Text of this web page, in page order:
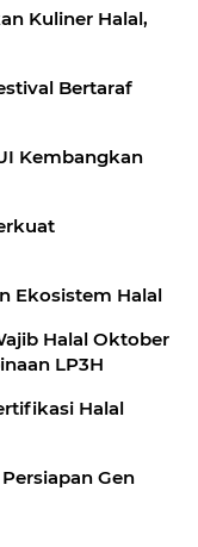
Kuliner Halal,
Bertaraf
Kembangkan
Ekosistem Halal
Halal Oktober
LP3H
Halal
Gen